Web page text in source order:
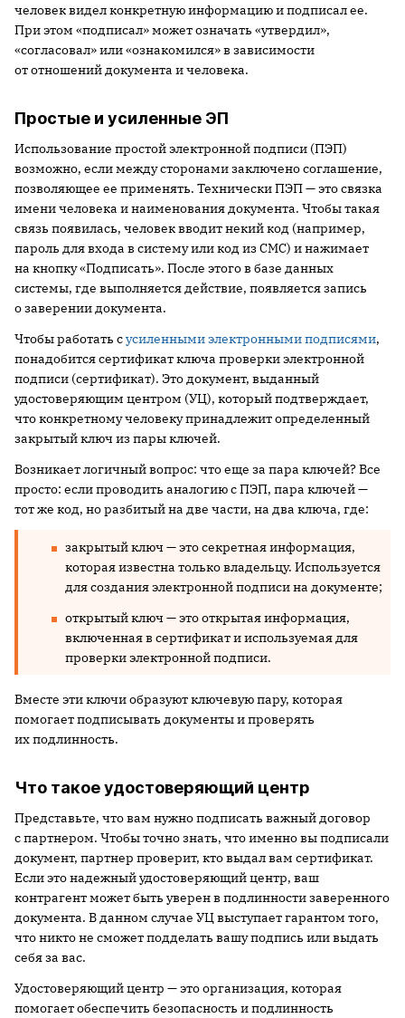
человек видел конкретную информацию и подписал ее.
При этом «подписал» может означать «утвердил»,
«согласовал» или «ознакомился» в зависимости
от отношений документа и человека.
Простые и усиленные ЭП
Использование простой электронной подписи (ПЭП)
возможно, если между сторонами заключено соглашение,
позволяющее ее применять. Технически ПЭП — это связка
имени человека и наименования документа. Чтобы такая
связь появилась, человек вводит некий код (например,
пароль для входа в систему или код из СМС) и нажимает
на кнопку «Подписать». После этого в базе данных
системы, где выполняется действие, появляется запись
о заверении документа.
Чтобы работать сусиленными электронными подписями,
понадобится сертификат ключа проверки электронной
подписи (сертификат). Это документ, выданный
удостоверяющим центром (УЦ), который подтверждает,
что конкретному человеку принадлежит определенный
закрытый ключ из пары ключей.
Возникает логичный вопрос: что еще за пара ключей? Все
просто: если проводить аналогию с ПЭП, пара ключей —
тот же код, но разбитый на две части, на два ключа, где:
закрытый ключ — это секретная информация,
которая известна только владельцу. Используется
для создания электронной подписи на документе;
открытый ключ — это открытая информация,
включенная в сертификат и используемая для
проверки электронной подписи.
Вместе эти ключи образуют ключевую пару, которая
помогает подписывать документы и проверять
их подлинность.
Что такое удостоверяющий центр
Представьте, что вам нужно подписать важный договор
с партнером. Чтобы точно знать, что именно вы подписали
документ, партнер проверит, кто выдал вам сертификат.
Если это надежный удостоверяющий центр, ваш
контрагент может быть уверен в подлинности заверенного
документа. В данном случае УЦ выступает гарантом того,
что никто не сможет подделать вашу подпись или выдать
себя за вас.
Удостоверяющий центр — это организация, которая
помогает обеспечить безопасность и подлинность